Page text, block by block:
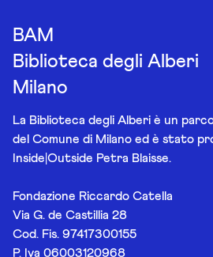
BAM
Biblioteca degli Alberi
Milano
La Biblioteca degli Alberi è un
del Comune di Milano ed è stato
Inside|Outside Petra Blaisse.
Fondazione Riccardo Catella
Via G. de Castillia 28
Cod. Fis. 97417300155
P. Iva 06003120968